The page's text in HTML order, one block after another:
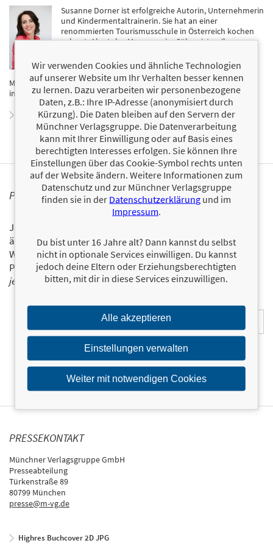
Susanne Dorner ist erfolgreiche Autorin, Unternehmerin
und Kindermentaltrainerin. Sie hat an einer
renommierten Tourismusschule in Österreich kochen
gelernt. Als stolze Mama zweier Söhne ist es ihre
eingeschlichene schlechte Gewohnheiten beim Essen
über Bord zu werfen und mit Freude neue effektive
Methoden zu entdecken. Ihr Motto lautet: Die geheime Zutat ist
immer Liebe!
Zum Profil von Susanne Dorner
PERSONALISIERTE PRODUKTINFORMATIONEN
Ja, ich will über interessante Neuerscheinungen und
ähnliche Produkte informiert werden.
Wir halten Sie per E-Mail auf dem aktuellen Stand über das
Programm der Münchner Verlagsgruppe.Tragen Sie sich
jetzt ein!
PRESSEKONTAKT
Münchner Verlagsgruppe GmbH
Presseabteilung
Türkenstraße 89
80799 München
presse@m-vg.de
Highres Buchcover 2D JPG
Wir verwenden Cookies und ähnliche Technologien
auf unserer Website um Ihr Verhalten besser kennen
zu lernen. Dazu verarbeiten wir personenbezogene
Daten, z.B.: Ihre IP-Adresse (anonymisiert durch
Kürzung). Die Daten bleiben auf den Servern der
Münchner Verlagsgruppe. Die Datenverarbeitung
kann mit Ihrer Einwilligung oder auf Basis eines
berechtigten Interesses erfolgen. Sie können Ihre
Einstellungen über das Cookie-Symbol rechts unten
auf der Website ändern. Weitere Informationen zum
Datenschutz und zur Münchner Verlagsgruppe
finden sie in der Datenschutzerklärung und im
Impressum.
Du bist unter 16 Jahre alt? Dann kannst du selbst
nicht in optionale Services einwilligen. Du kannst
jedoch deine Eltern oder Erziehungsberechtigten
bitten, mit dir in diese Services einzuwilligen.
Alle akzeptieren
Einstellungen verwalten
Weiter mit notwendigen Cookies